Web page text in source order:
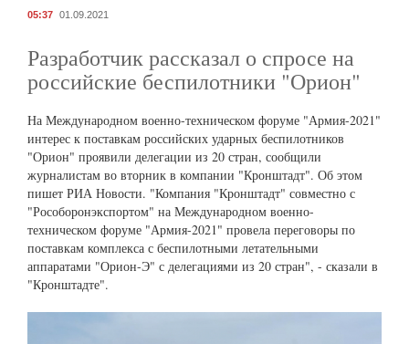
05:37 01.09.2021
Разработчик рассказал о спросе на
российские беспилотники "Орион"
На Международном военно-техническом форуме "Армия-2021"
интерес к поставкам российских ударных беспилотников
"Орион" проявили делегации из 20 стран, сообщили
журналистам во вторник в компании "Кронштадт". Об этом
пишет РИА Новости. "Компания "Кронштадт" совместно с
"Рособоронэкспортом" на Международном военно-
техническом форуме "Армия-2021" провела переговоры по
поставкам комплекса с беспилотными летательными
аппаратами "Орион-Э" с делегациями из 20 стран", - сказали в
"Кронштадте".